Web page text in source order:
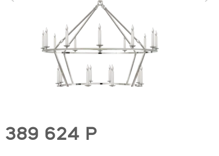
389 624 Р